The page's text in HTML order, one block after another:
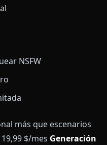
NSFW
más que escenarios
$/mes Generación